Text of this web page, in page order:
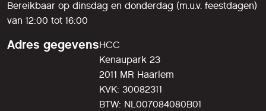
Bereikbaar op dinsdag en donderdag (m.u.v. feestdagen)
van 12:00 tot 16:00
Adres gegevensHCC
Kenaupark 23
2011 MR Haarlem
KVK: 30082311
BTW: NL007084080B01